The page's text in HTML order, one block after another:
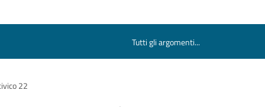
Tutti gli argomenti...
22